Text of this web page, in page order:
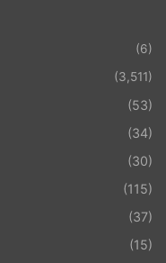
(6)
(3,511)
(53)
(34)
(30)
(115)
(37)
(15)